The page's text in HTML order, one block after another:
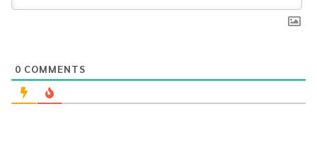
0 COMMENTS